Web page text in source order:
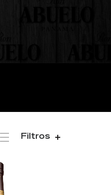
Filtros